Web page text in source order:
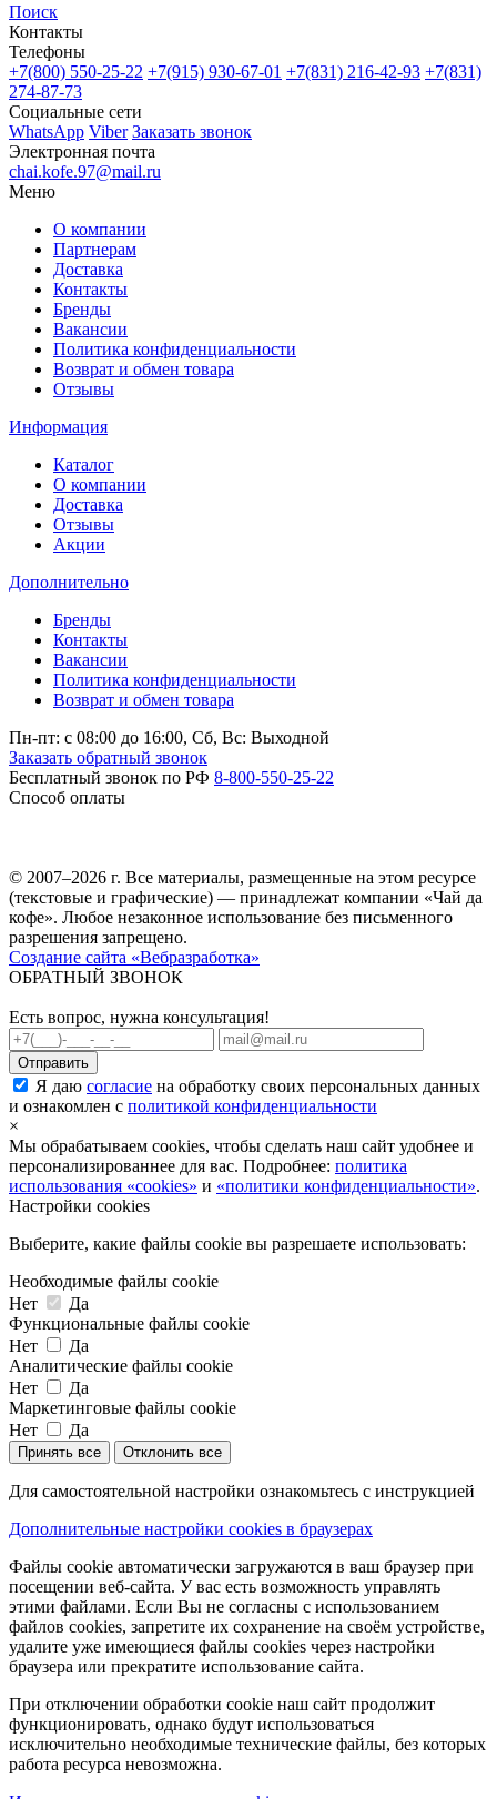
Поиск
Контакты
Телефоны
+7(800) 550-25-22 +7(915) 930-67-01 +7(831) 216-42-93 +7(831)
274-87-73
Социальные сети
WhatsApp Viber Заказать звонок
Электронная почта
chai.kofe.97@mail.ru
Меню
О компании
Партнерам
Доставка
Контакты
Бренды
Вакансии
Политика конфиденциальности
Возврат и обмен товара
Отзывы
Информация
Каталог
О компании
Доставка
Отзывы
Акции
Дополнительно
Бренды
Контакты
Вакансии
Политика конфиденциальности
Возврат и обмен товара
Пн-пт: c 08:00 до 16:00, Сб, Вс: Выходной
Заказать обратный звонок
Бесплатный звонок по РФ 8-800-550-25-22
Способ оплаты
© 2007–2026 г. Все материалы, размещенные на этом ресурсе
(текстовые и графические) — принадлежат компании «Чай да
кофе». Любое незаконное использование без письменного
разрешения запрещено.
Создание сайта «Вебразработка»
ОБРАТНЫЙ ЗВОНОК
Есть вопрос, нужна консультация!
Я даю согласие на обработку своих персональных данных
и ознакомлен с политикой конфиденциальности
×
Мы обрабатываем cookies, чтобы сделать наш сайт удобнее и
персонализированнее для вас. Подробнее: политика
использования «cookies» и «политики конфиденциальности».
Настройки cookies
Выберите, какие файлы cookie вы разрешаете использовать:
Необходимые файлы cookie
Нет
Да
Функциональные файлы cookie
Нет
Да
Аналитические файлы cookie
Нет
Да
Маркетинговые файлы cookie
Нет
Да
Принять все Отклонить все
Для самостоятельной настройки ознакомьтесь с инструкцией
Дополнительные настройки cookies в браузерах
Файлы cookie автоматически загружаются в ваш браузер при
посещении веб-сайта. У вас есть возможность управлять
этими файлами. Если Вы не согласны с использованием
файлов cookies, запретите их сохранение на своём устройстве,
удалите уже имеющиеся файлы cookies через настройки
браузера или прекратите использование сайта.
При отключении обработки cookie наш сайт продолжит
функционировать, однако будут использоваться
исключительно необходимые технические файлы, без которых
работа ресурса невозможна.